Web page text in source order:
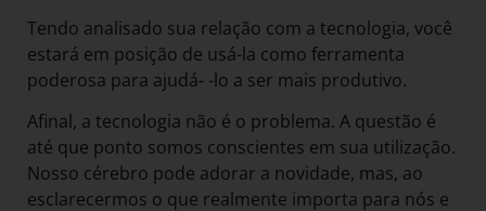
Tendo analisado sua relação com a tecnologia, você
estará em posição de usá-la como ferramenta
poderosa para ajudá- -lo a ser mais produtivo.
Afinal, a tecnologia não é o problema. A questão é
até que ponto somos conscientes em sua utilização.
Nosso cérebro pode adorar a novidade, mas, ao
esclarecermos o que realmente importa para nós e